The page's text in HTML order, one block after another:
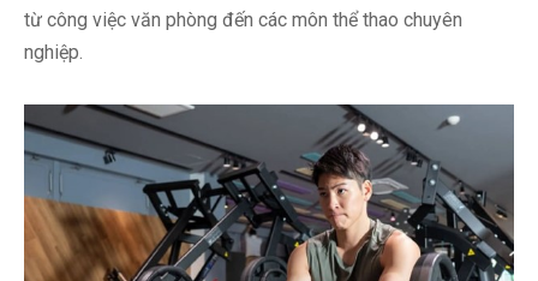
từ công việc văn phòng đến các môn thể thao chuyên
nghiệp.